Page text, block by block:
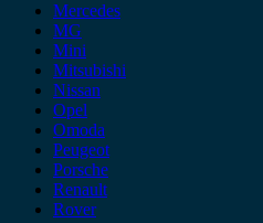
Mercedes
MG
Mini
Mitsubishi
Nissan
Opel
Omoda
Peugeot
Porsche
Renault
Rover